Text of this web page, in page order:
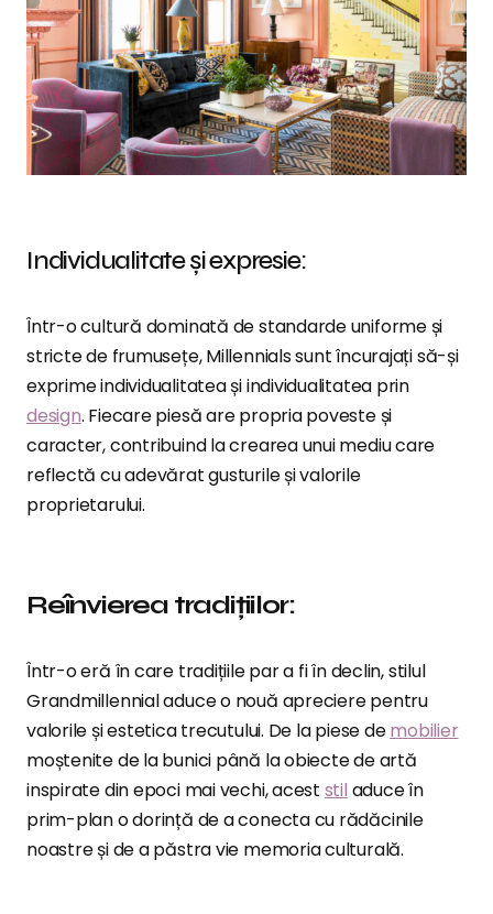
Individualitate și expresie:
Într-o cultură dominată de standarde uniforme și
stricte de frumusețe, Millennials sunt încurajați să-și
exprime individualitatea și individualitatea prin
design. Fiecare piesă are propria poveste și
caracter, contribuind la crearea unui mediu care
reflectă cu adevărat gusturile și valorile
proprietarului.
Reînvierea tradițiilor:
Într-o eră în care tradițiile par a fi în declin, stilul
Grandmillennial aduce o nouă apreciere pentru
valorile și estetica trecutului. De la piese demobilier
moștenite de la bunici până la obiecte de artă
inspirate din epoci mai vechi, acest stil aduce în
prim-plan o dorință de a conecta cu rădăcinile
noastre și de a păstra vie memoria culturală.